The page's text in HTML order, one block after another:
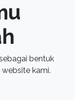
bentuk
kami.